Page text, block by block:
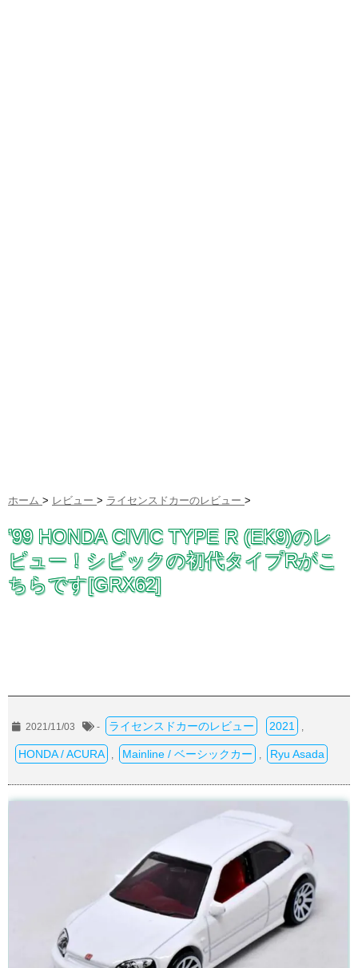
ホーム > レビュー > ライセンスドカーのレビュー >
’99 HONDA CIVIC TYPE R (EK9)のレ
ビュー！シビックの初代タイプRがこ
ちらです[GRX62]
2021/11/03 - ライセンスドカーのレビュー 2021
HONDA / ACURA Mainline / ベーシックカー Ryu Asada